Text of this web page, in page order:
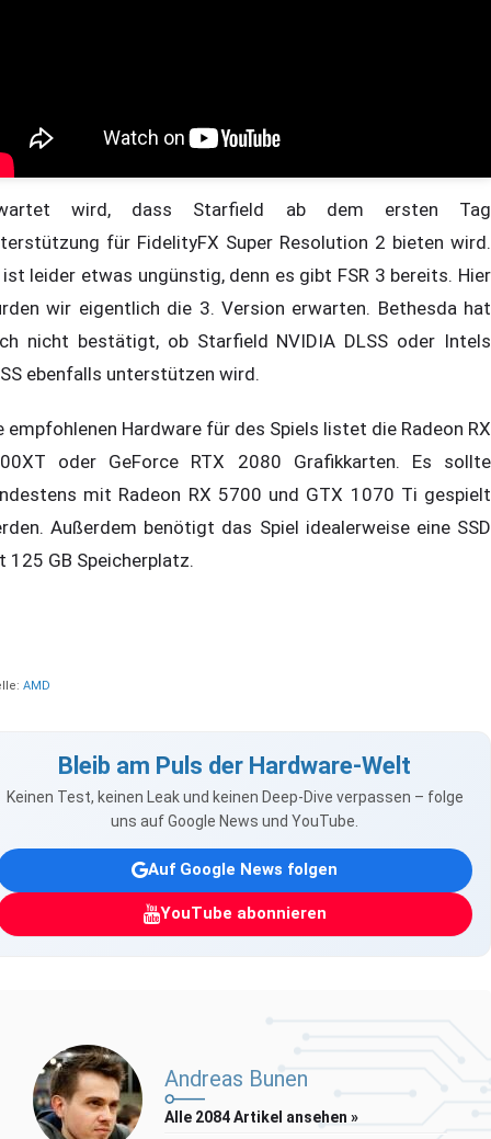
wird, dass Starfield ab dem ersten Tag
für FidelityFX Super Resolution 2 bieten wird.
ist leider etwas ungünstig, denn es gibt FSR 3 bereits. Hier
wir eigentlich die 3. Version erwarten. Bethesda hat
nicht bestätigt, ob Starfield NVIDIA DLSS oder Intels
ebenfalls unterstützen wird.
empfohlenen Hardware für des Spiels listet die Radeon RX
oder GeForce RTX 2080 Grafikkarten. Es sollte
mit Radeon RX 5700 und GTX 1070 Ti gespielt
Außerdem benötigt das Spiel idealerweise eine SSD
125 GB Speicherplatz.
AMD
Bleib am Puls der Hardware-Welt
Keinen Test, keinen Leak und keinen Deep-Dive verpassen – folge
uns auf Google News und YouTube.
Auf Google News folgen
YouTube abonnieren
Andreas Bunen
Alle 2084 Artikel ansehen »